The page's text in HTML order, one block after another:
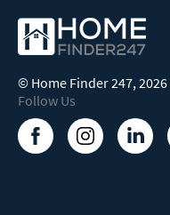
© Home Finder 247, 2026
Follow Us